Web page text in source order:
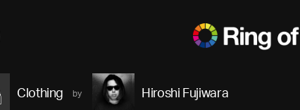
Clothing Hiroshi Fujiwara